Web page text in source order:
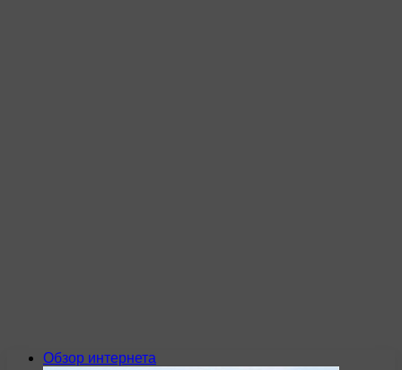
Обзор интернета